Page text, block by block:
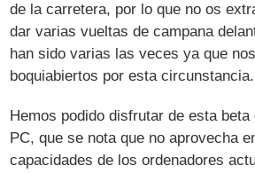
de la carretera, por lo que no os
dar varias vueltas de campana
han sido varias las veces ya que
boquiabiertos por esta circunstancia.
Hemos podido disfrutar de esta
PC, que se nota que no aprovecha
capacidades de los ordenadores